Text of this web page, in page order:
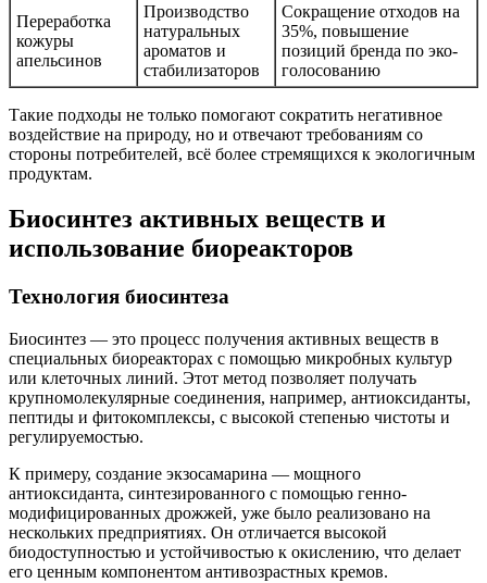
Переработка
кожуры
апельсинов
Производство
натуральных
ароматов и
стабилизаторов
Сокращение отходов на
35%, повышение
позиций бренда по эко-
голосованию
Такие подходы не только помогают сократить негативное
воздействие на природу, но и отвечают требованиям со
стороны потребителей, всё более стремящихся к экологичным
продуктам.
Биосинтез активных веществ и
использование биореакторов
Технология биосинтеза
Биосинтез — это процесс получения активных веществ в
специальных биореакторах с помощью микробных культур
или клеточных линий. Этот метод позволяет получать
крупномолекулярные соединения, например, антиоксиданты,
пептиды и фитокомплексы, с высокой степенью чистоты и
регулируемостью.
К примеру, создание экзосамарина — мощного
антиоксиданта, синтезированного с помощью генно-
модифицированных дрожжей, уже было реализовано на
нескольких предприятиях. Он отличается высокой
биодоступностью и устойчивостью к окислению, что делает
его ценным компонентом антивозрастных кремов.